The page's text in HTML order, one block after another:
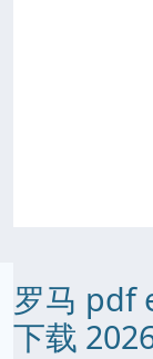
罗马 pdf
下载